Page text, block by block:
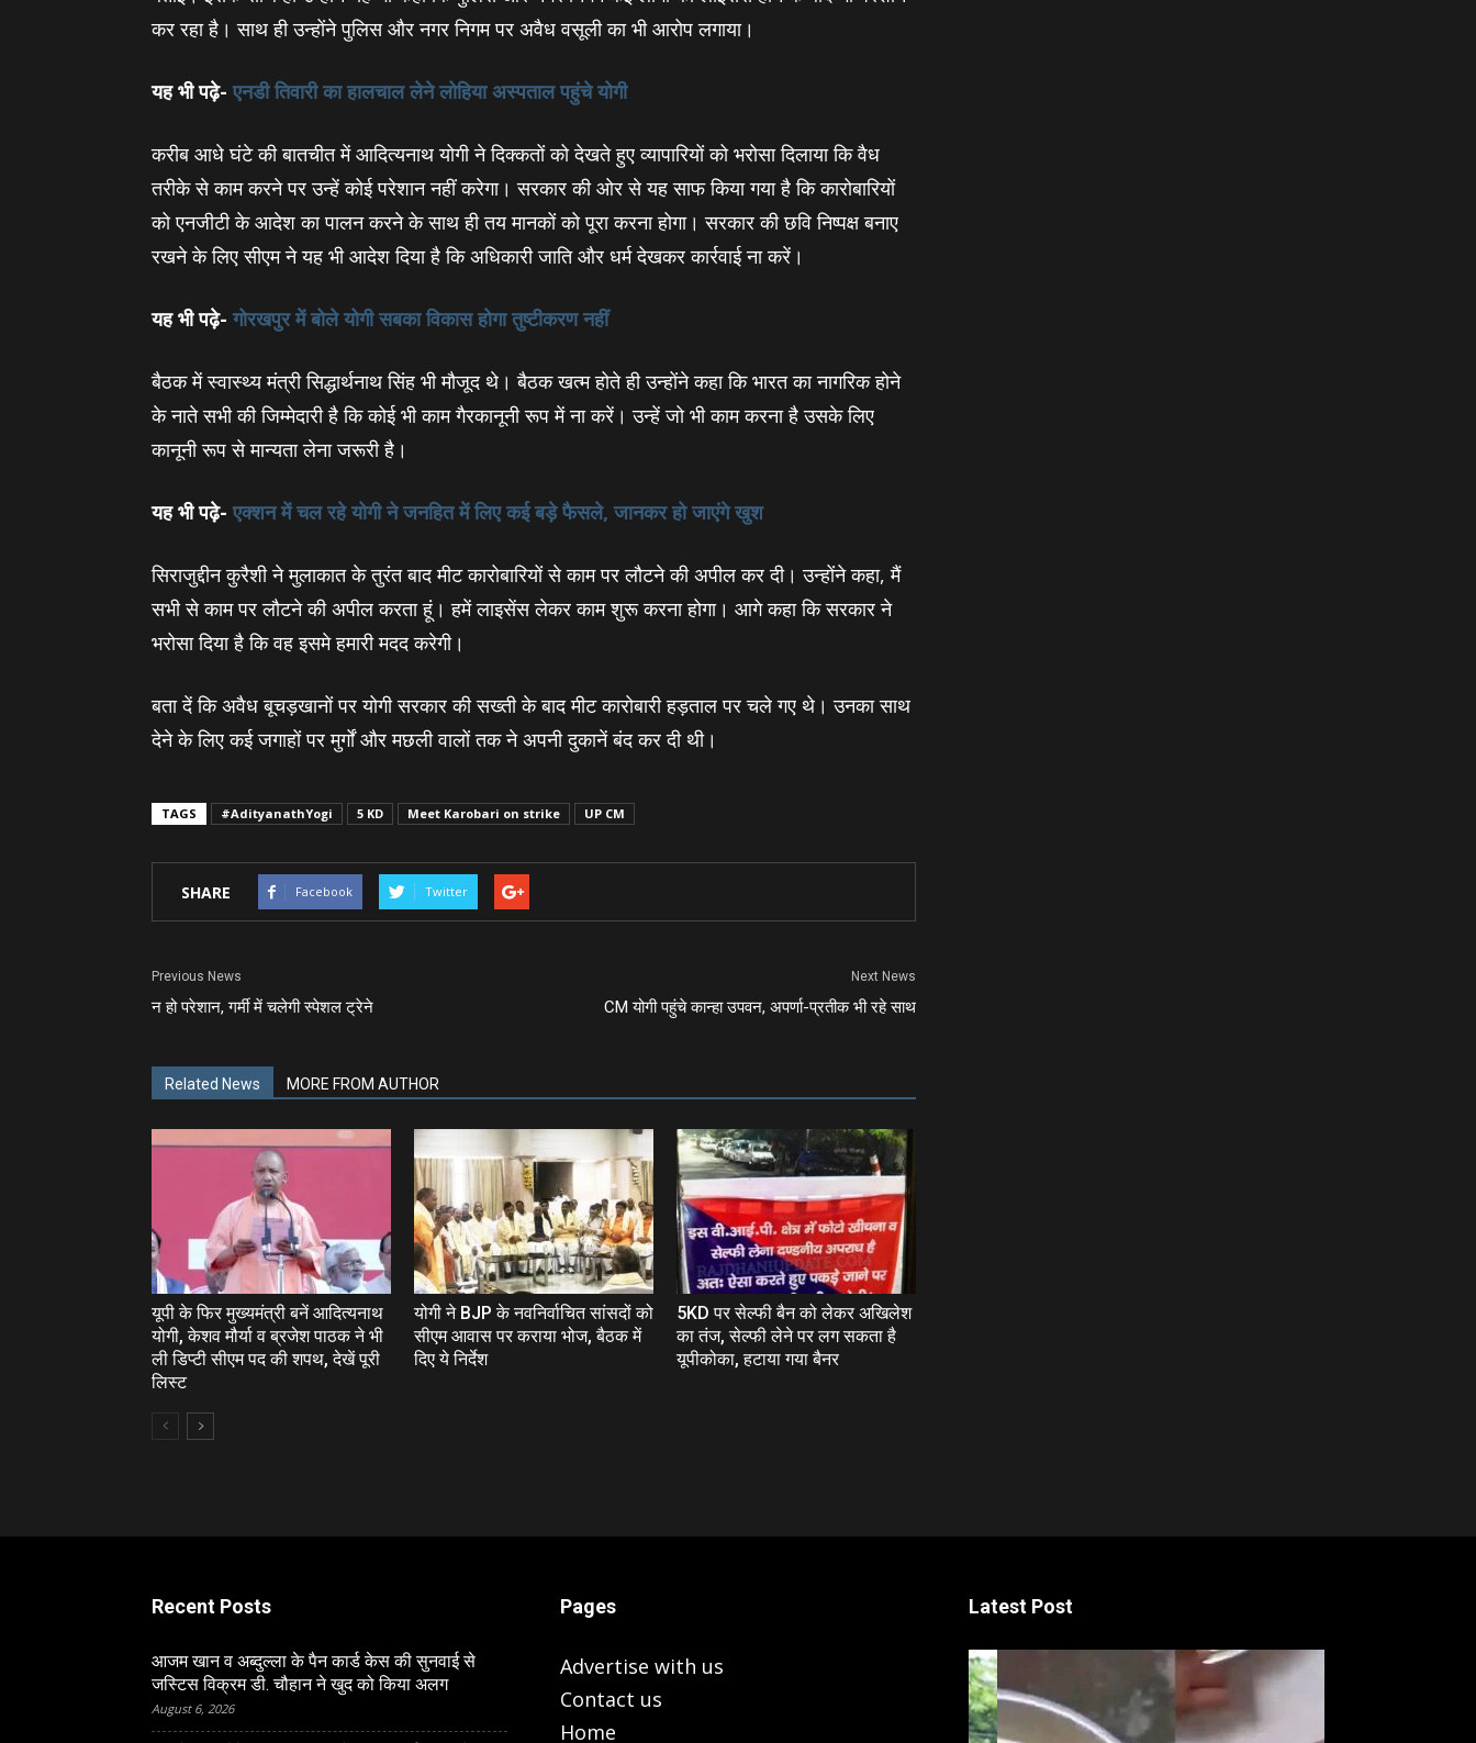
कर रहा है। साथ ही उन्‍होंने पुलिस और नगर निगम पर अवैध वसूली का भी आरोप लगाया।
यह भी पढ़े- एनडी तिवारी का हालचाल लेने लोहिया अस्‍पताल पहुंचे योगी
करीब आधे घंटे की बातचीत में आदित्‍यनाथ योगी ने दिक्‍कतों को देखते हुए व्‍यापारियों को भरोसा दिलाया कि वैध
तरीके से काम करने पर उन्‍हें कोई परेशान नहीं करेगा। सरकार की ओर से यह साफ किया गया है कि कारोबारियों
को एनजीटी के आदेश का पालन करने के साथ ही तय मानकों को पूरा करना होगा। सरकार की छवि निष्‍पक्ष बनाए
रखने के लिए सीएम ने यह भी आदेश दिया है कि अधिकारी जाति और धर्म देखकर कार्रवाई ना करें।
यह भी पढ़े- गोरखपुर में बोले योगी सबका विकास होगा तुष्‍टीकरण नहीं
बैठक में स्‍वास्‍थ्‍य मंत्री सिद्धार्थनाथ सिंह भी मौजूद थे। बैठक खत्म होते ही उन्होंने कहा कि भारत का नागरिक होने
के नाते सभी की जिम्मेदारी है कि कोई भी काम गैरकानूनी रूप में ना करें। उन्हें जो भी काम करना है उसके लिए
कानूनी रूप से मान्यता लेना जरूरी है।
यह भी पढ़े- एक्‍शन में चल रहे योगी ने जनहित में लिए कई बड़े फैसले, जानकर हो जाएंगे खुश
सिराजुद्दीन कुरैशी ने मुलाकात के तुरंत बाद मीट कारोबारियों से काम पर लौटने की अपील कर दी। उन्होंने कहा, मैं
सभी से काम पर लौटने की अपील करता हूं। हमें लाइसेंस लेकर काम शुरू करना होगा। आगे कहा कि सरकार ने
भरोसा दिया है कि वह इसमे हमारी मदद करेगी।
बता दें कि अवैध बूचड़खानों पर योगी सरकार की सख्‍ती के बाद मीट कारोबारी हड़ताल पर चले गए थे। उनका साथ
देने के लिए कई जगाहों पर मुर्गों और मछली वालों तक ने अपनी दुकानें बंद कर दी थी।
TAGS #AdityanathYogi 5 KD Meet Karobari on strike UP CM
SHARE Facebook Twitter
Previous News
न हो परेशान, गर्मी में चलेगी स्‍पेशल ट्रेने
Next News
CM योगी पहुंचे कान्‍हा उपवन, अपर्णा-प्र‍तीक भी रहे साथ
Related News MORE FROM AUTHOR
यूपी के फिर मुख्‍यमंत्री बनें आदित्‍यनाथ
योगी, केशव मौर्या व ब्रजेश पाठक ने भी
ली डिप्‍टी सीएम पद की शपथ, देखें पूरी
लिस्‍ट
योगी ने BJP के नवनिर्वाचित सांसदों को
सीएम आवास पर कराया भोज, बैठक में
दिए ये निर्देश
5KD पर सेल्‍फी बैन को लेकर अखिलेश
का तंज, सेल्फी लेने पर लग सकता है
यूपीकोका, हटाया गया बैनर
Recent Posts
आजम खान व अब्दुल्ला के पैन कार्ड केस की सुनवाई से
जस्टिस विक्रम डी. चौहान ने खुद को किया अलग
August 6, 2026
Pages
Advertise with us
Contact us
Home
Latest Post